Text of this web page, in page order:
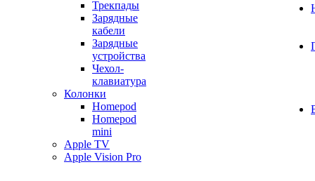
Трекпады
Зарядные
кабели
Зарядные
устройства
Чехол-
клавиатура
Колонки
Homepod
Homepod
mini
Apple TV
Apple Vision Pro